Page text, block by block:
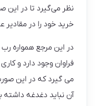
نظر می‌گیرد تا در این
خرید خود را در مقادیر
در این مرجع همواره
فراوان وجود دارد و
می گیرد که در این
آن نباید دغدغه